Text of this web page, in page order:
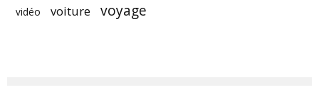
vidéo
voiture voyage